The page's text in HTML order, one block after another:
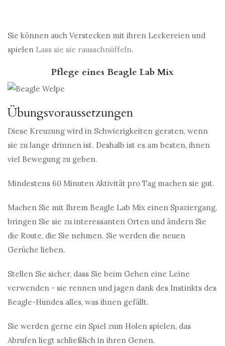
Sie können auch Verstecken mit ihren Leckereien und
spielen Lass sie sie rausschnüffeln.
Pflege eines Beagle Lab Mix
Übungsvoraussetzungen
Diese Kreuzung wird in Schwierigkeiten geraten, wenn
sie zu lange drinnen ist. Deshalb ist es am besten, ihnen
viel Bewegung zu geben.
Mindestens 60 Minuten Aktivität pro Tag machen sie gut.
Machen Sie mit Ihrem Beagle Lab Mix einen Spaziergang,
bringen Sie sie zu interessanten Orten und ändern Sie
die Route, die Sie nehmen. Sie werden die neuen
Gerüche lieben.
Stellen Sie sicher, dass Sie beim Gehen eine Leine
verwenden - sie rennen und jagen dank des Instinkts des
Beagle-Hundes alles, was ihnen gefällt.
Sie werden gerne ein Spiel zum Holen spielen, das
Abrufen liegt schließlich in ihren Genen.